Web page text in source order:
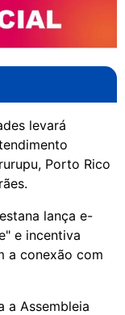
levará
Porto Rico
lança e-
e incentiva
a conexão com
a Assembleia